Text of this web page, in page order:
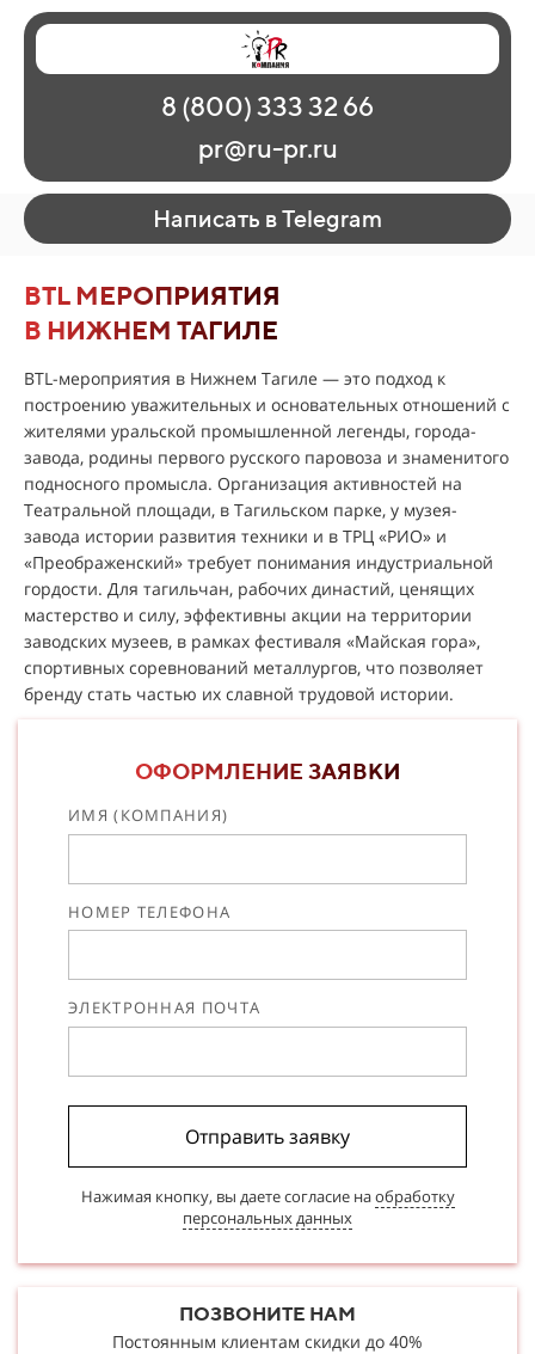
Главная
Наши работы
О рекламе
Регионы
Контакты
8 (800) 333 32 66
pr@ru-pr.ru
Написать в Telegram
BTL МЕРОПРИЯТИЯ
В НИЖНЕМ ТАГИЛЕ
BTL-мероприятия в Нижнем Тагиле — это подход к
построению уважительных и основательных отношений с
жителями уральской промышленной легенды, города-
завода, родины первого русского паровоза и знаменитого
подносного промысла. Организация активностей на
Театральной площади, в Тагильском парке, у музея-
завода истории развития техники и в ТРЦ «РИО» и
«Преображенский» требует понимания индустриальной
гордости. Для тагильчан, рабочих династий, ценящих
мастерство и силу, эффективны акции на территории
заводских музеев, в рамках фестиваля «Майская гора»,
спортивных соревнований металлургов, что позволяет
бренду стать частью их славной трудовой истории.
ОФОРМЛЕНИЕ ЗАЯВКИ
ИМЯ (КОМПАНИЯ)
НОМЕР ТЕЛЕФОНА
ЭЛЕКТРОННАЯ ПОЧТА
Отправить заявку
Нажимая кнопку, вы даете согласие наобработку
персональных данных
ПОЗВОНИТЕ НАМ
Постоянным клиентам скидки до 40%